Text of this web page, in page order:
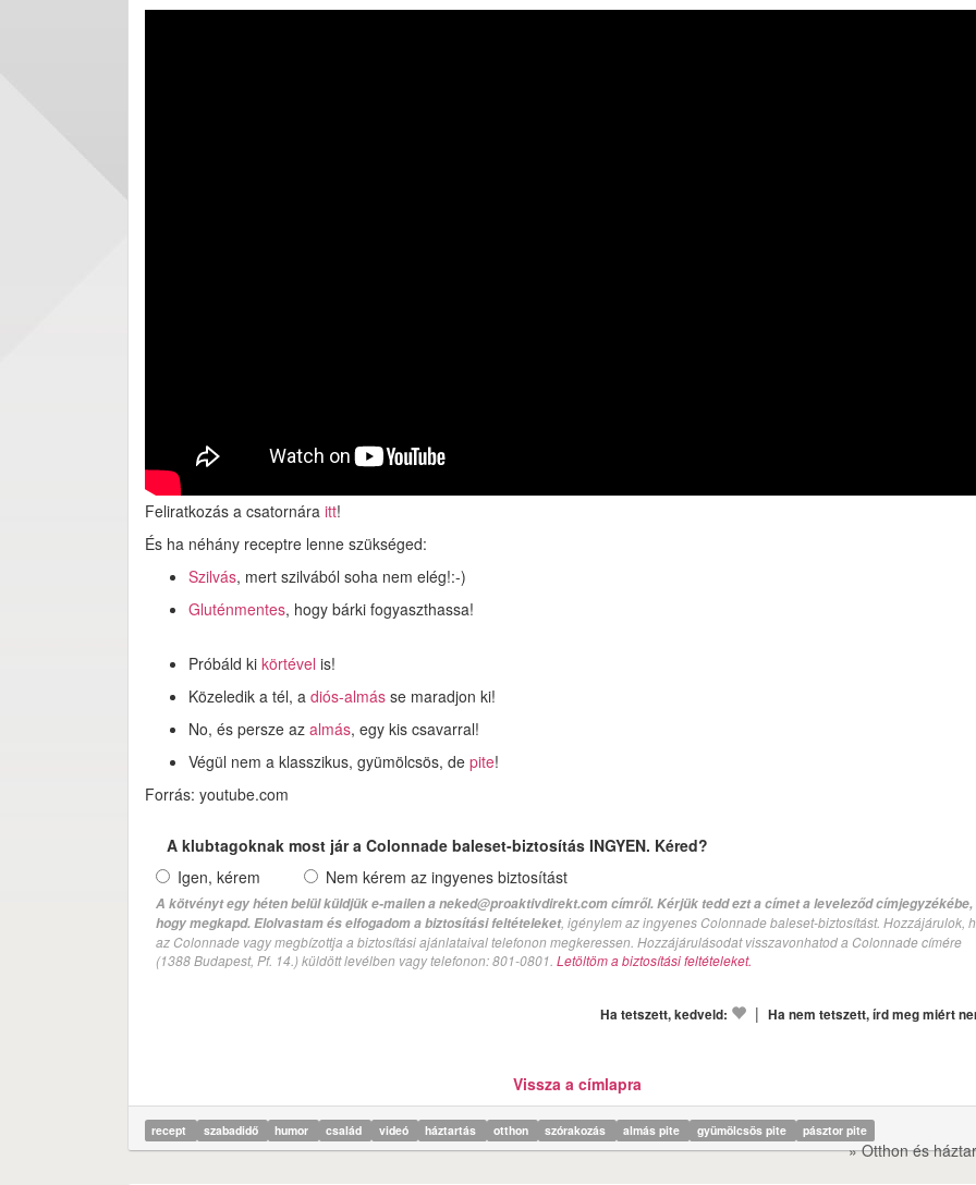
Feliratkozás a csatornára itt!
És ha néhány receptre lenne szükséged:
Szilvás, mert szilvából soha nem elég!:-)
Gluténmentes, hogy bárki fogyaszthassa!
Próbáld ki körtével is!
Közeledik a tél, a diós-almás se maradjon ki!
No, és persze az almás, egy kis csavarral!
Végül nem a klasszikus, gyümölcsös, de pite!
Forrás: youtube.com
A klubtagoknak most jár a Colonnade baleset-biztosítás INGYEN. Kéred?
Igen, kérem
Nem kérem az ingyenes biztosítást
A kötvényt egy héten belül küldjük e-mailen a neked@proaktivdirekt.com címről. Kérjük tedd ezt a címet a leveleződ címjegyzékébe,
hogy megkapd. Elolvastam és elfogadom a biztosítási feltételeket, igénylem az ingyenes Colonnade baleset-biztosítást. Hozzájárulok,
az Colonnade vagy megbízottja a biztosítási ajánlataival telefonon megkeressen. Hozzájárulásodat visszavonhatod a Colonnade címére
(1388 Budapest, Pf. 14.) küldött levélben vagy telefonon: 801-0801. Letöltöm a biztosítási feltételeket.
Ha tetszett, kedveld: | Ha nem tetszett, írd meg miért
Vissza a címlapra
recept szabadidő humor család videó háztartás otthon szórakozás almás pite gyümölcsös pite pásztor pite
» Otthon és